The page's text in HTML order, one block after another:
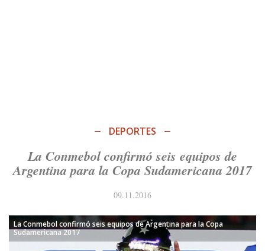
DEPORTES
La Conmebol confirmó seis equipos de
Argentina para la Copa Sudamericana 2017
09.11.2016
La Conmebol confirmó seis equipos de Argentina para la Copa
Sudamericana 2017